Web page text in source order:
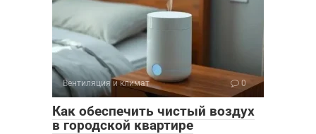
Вентиляция и климат 0
Как обеспечить чистый воздух
в городской квартире